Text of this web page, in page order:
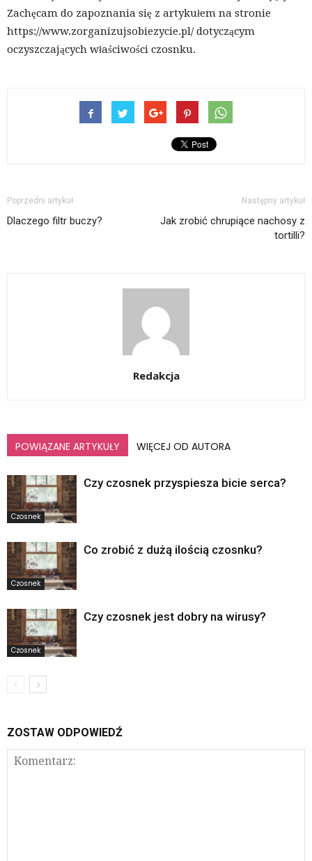
Zachęcam do zapoznania się z artykułem na stronie
https://www.zorganizujsobiezycie.pl/ dotyczącym
oczyszczających właściwości czosnku.
Poprzedni artykuł
Dlaczego filtr buczy?
Następny artykuł
Jak zrobić chrupiące nachosy z
tortilli?
Redakcja
POWIĄZANE ARTYKUŁY WIĘCEJ OD AUTORA
Czosnek
Czy czosnek przyspiesza bicie serca?
Czosnek
Co zrobić z dużą ilością czosnku?
Czosnek
Czy czosnek jest dobry na wirusy?
ZOSTAW ODPOWIEDŹ